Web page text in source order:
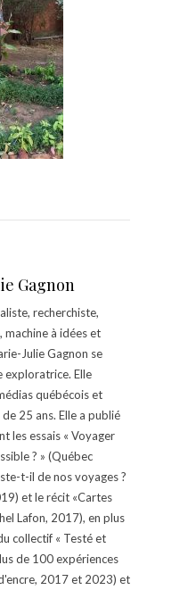
Gagnon
recherchiste,
machine à idées et
Julie Gagnon se
exploratrice. Elle
québécois et
25 ans. Elle a publié
les essais « Voyager
? » (Québec
t-il de nos voyages ?
et le récit «Cartes
Lafon, 2017), en plus
collectif « Testé et
de 100 expériences
2017 et 2023) et